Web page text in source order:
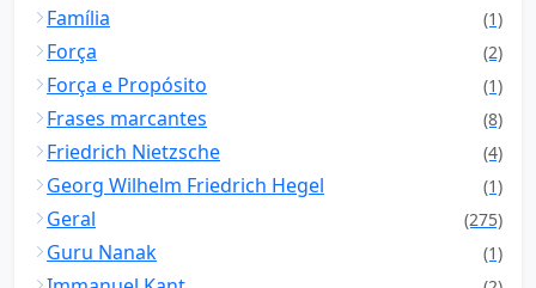
Família (1)
Força (2)
Força e Propósito (1)
Frases marcantes (8)
Friedrich Nietzsche (4)
Georg Wilhelm Friedrich Hegel (1)
Geral (275)
Guru Nanak (1)